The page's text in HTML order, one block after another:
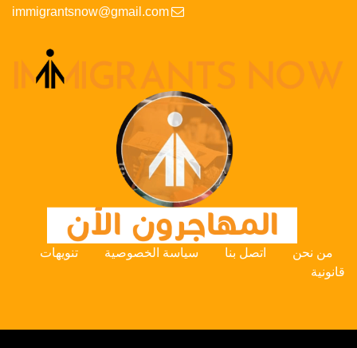
immigrantsnow@gmail.com
من نحن اتصل بنا سياسة الخصوصية
تنويهات
قانونية